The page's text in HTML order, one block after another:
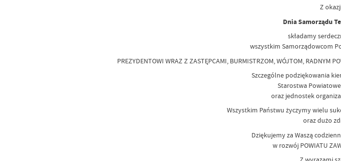
Z
Dnia Samorządu
składamy
wszystkim Samorządowcom
PREZYDENTOWI WRAZ Z ZASTĘPCAMI, BURMISTRZOM, WÓJTOM, RADNYM
Szczególne podziękowania
Starostwa
oraz jednostek
Wszystkim Państwu życzymy wielu
oraz dużo
Dziękujemy za Waszą
w rozwój POWIATU